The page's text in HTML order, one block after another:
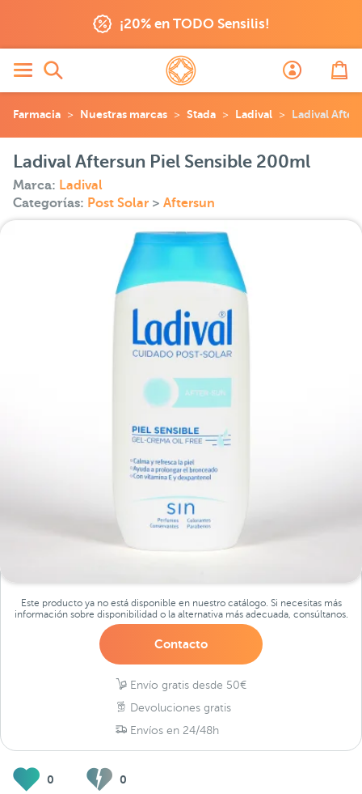
¡20% en TODO Sensilis!
Farmacia Nuestras marcas Stada Ladival Ladival
Ladival Aftersun Piel Sensible 200ml
Marca: Ladival
Categorías: Post Solar > Aftersun
Este producto ya no está disponible en nuestro catálogo. Si necesitas más
información sobre disponibilidad o la alternativa más adecuada, consúltanos.
Contacto
Envío gratis desde 50€
Devoluciones gratis
Envíos en 24/48h
0 0